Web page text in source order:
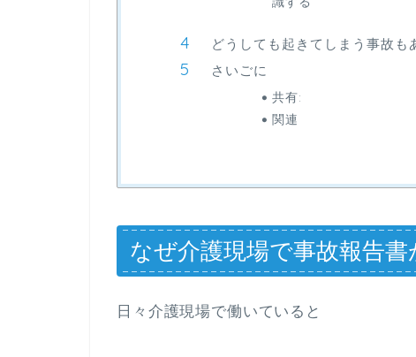
どうしても起きてしまう事故も
さいごに
共有:
関連
なぜ介護現場で事故報告書
日々介護現場で働いていると